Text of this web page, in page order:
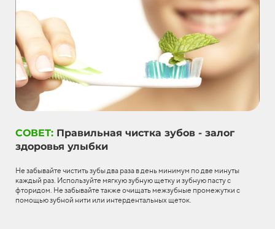
СОВЕТ: Правильная чистка зубов - залог
здоровья улыбки
Не забывайте чистить зубы два раза в день минимум по две минуты
каждый раз. Используйте мягкую зубную щетку и зубную пасту с
фторидом. Не забывайте также очищать межзубные промежутки с
помощью зубной нити или интердентальных щеток.